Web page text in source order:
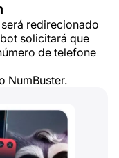
redirecionado
solicitará que
de telefone
NumBuster.